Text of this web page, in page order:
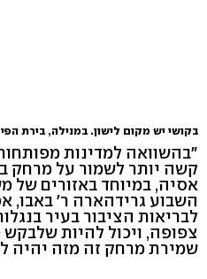
בקושי יש מקום לישון. במנילה, בירת
"בהשוואה למדינות
קשה יותר לשמור על מרחק
אסיה, במיוחד באזורים של
השבוע גרידהארה ר' באבו,
לבריאות הציבור בעיר
צפופה, ויכול להיות
שמירת מרחק זה מזה יהיה